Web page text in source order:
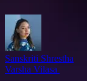
Sanskriti Shrestha
Varsha Vilasa